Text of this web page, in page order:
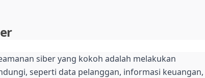
siber yang kokoh adalah melakukan
seperti data pelanggan, informasi keuangan,